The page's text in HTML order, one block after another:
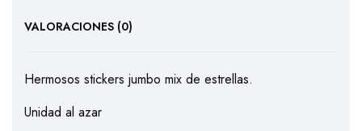
VALORACIONES (0)
Hermosos stickers jumbo mix de estrellas.
Unidad al azar